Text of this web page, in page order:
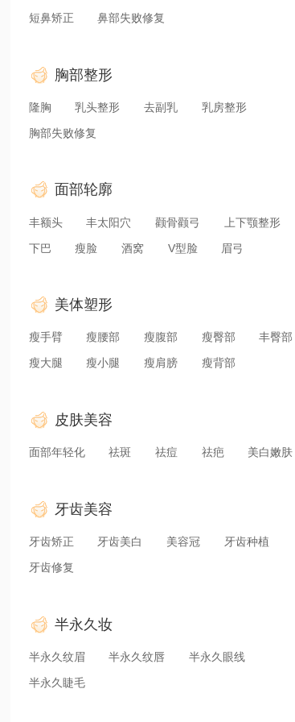
短鼻矫正
鼻部失败修复
胸部整形
隆胸 乳头整形 去副乳
乳房整形
胸部失败修复
面部轮廓
丰额头 丰太阳穴 颧骨颧弓
上下颚整形
下巴
瘦脸 酒窝 V型脸 眉弓
美体塑形
瘦手臂 瘦腰部 瘦腹部 瘦臀部
丰臀部
瘦大腿
瘦小腿 瘦肩膀 瘦背部
皮肤美容
面部年轻化 祛斑 祛痘 祛疤 美白嫩肤
牙齿美容
牙齿矫正 牙齿美白 美容冠
牙齿种植
牙齿修复
半永久妆
半永久纹眉 半永久纹唇
半永久眼线
半永久睫毛